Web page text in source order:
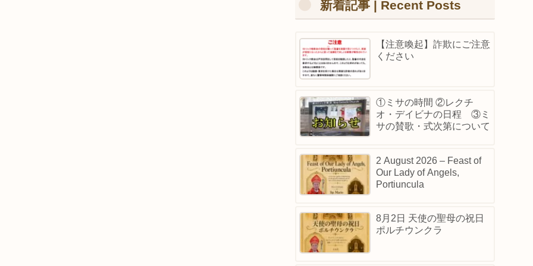
新着記事 | Recent Posts
【注意喚起】詐欺にご注意
ください
①ミサの時間 ②レクチ
オ・デイビナの日程 ③ミ
サの賛歌・式次第について
2 August 2026 – Feast of
Our Lady of Angels,
Portiuncula
8月2日 天使の聖母の祝日
ポルチウンクラ